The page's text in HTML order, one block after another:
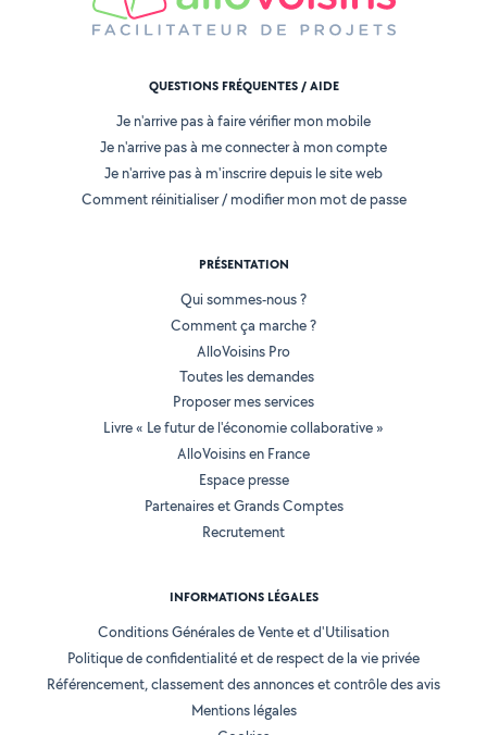
QUESTIONS FRÉQUENTES / AIDE
Je n'arrive pas à faire vérifier mon mobile
Je n'arrive pas à me connecter à mon compte
Je n'arrive pas à m'inscrire depuis le site web
Comment réinitialiser / modifier mon mot de passe
PRÉSENTATION
Qui sommes-nous ?
Comment ça marche ?
AlloVoisins Pro
Toutes les demandes
Proposer mes services
Livre « Le futur de l'économie collaborative »
AlloVoisins en France
Espace presse
Partenaires et Grands Comptes
Recrutement
INFORMATIONS LÉGALES
Conditions Générales de Vente et d'Utilisation
Politique de confidentialité et de respect de la vie privée
Référencement, classement des annonces et contrôle des avis
Mentions légales